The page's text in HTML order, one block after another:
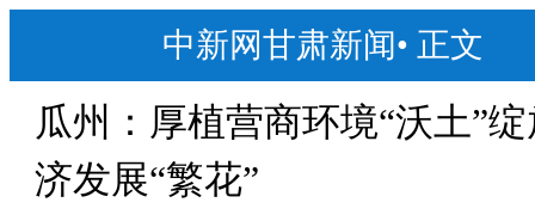
中新网甘肃新闻• 正文
瓜州：厚植营商环境“沃土”
济发展“繁花”